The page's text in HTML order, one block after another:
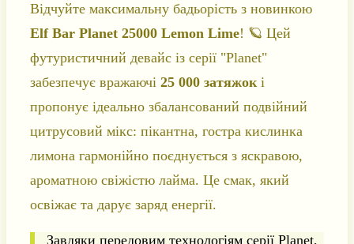
Відчуйте максимальну бадьорість з новинкою
Elf Bar Planet 25000 Lemon Lime! 🪐 Цей
футуристичний девайс із серії "Planet"
забезпечує вражаючі 25 000 затяжокі
пропонує ідеально збалансований подвійний
цитрусовий мікс: пікантна, гостра кислинка
лимона гармонійно поєднується з яскравою,
ароматною свіжістю лайма. Це смак, який
освіжає та дарує заряд енергії.
Завдяки передовим технологіям серії Planet,